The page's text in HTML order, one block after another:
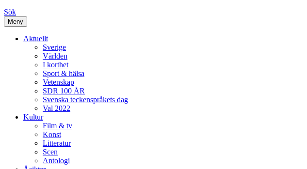
Sök
Meny
Aktuellt
Sverige
Världen
I korthet
Sport & hälsa
Vetenskap
SDR 100 ÅR
Svenska teckenspråkets dag
Val 2022
Kultur
Film & tv
Konst
Litteratur
Scen
Antologi